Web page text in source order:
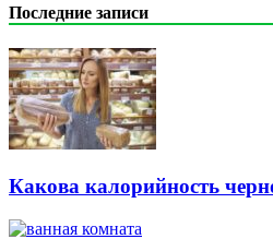
Последние записи
Какова калорийность